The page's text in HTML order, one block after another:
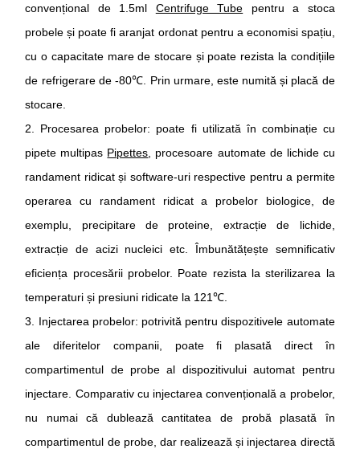
convențional de 1.5ml Centrifuge Tube pentru a stoca
probele și poate fi aranjat ordonat pentru a economisi spațiu,
cu o capacitate mare de stocare și poate rezista la condițiile
de refrigerare de -80℃ . Prin urmare, este numită și placă de
stocare.
2. Procesarea probelor: poate fi utilizată în combinație cu
pipete multipas Pipettes , procesoare automate de lichide cu
randament ridicat și software-uri respective pentru a permite
operarea cu randament ridicat a probelor biologice, de
exemplu, precipitare de proteine, extracție de lichide,
extracție de acizi nucleici etc. Îmbunătățește semnificativ
eficiența procesării probelor. Poate rezista la sterilizarea la
temperaturi și presiuni ridicate la 121℃
3. Injectarea probelor: potrivită pentru dispozitivele automate
ale diferitelor companii, poate fi plasată direct în
compartimentul de probe al dispozitivului automat pentru
injectare. Comparativ cu injectarea convențională a probelor,
nu numai că dublează cantitatea de probă plasată în
compartimentul de probe, dar realizează și injectarea directă